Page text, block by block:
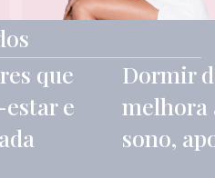
que
e
Dormir
melhora
sono,